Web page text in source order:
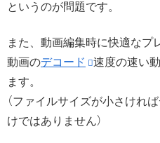
というのが問題です。
また、動画編集時に快適なプ
動画のデコード
速度の速い
ます。
（ファイルサイズが小さけれ
けではありません）